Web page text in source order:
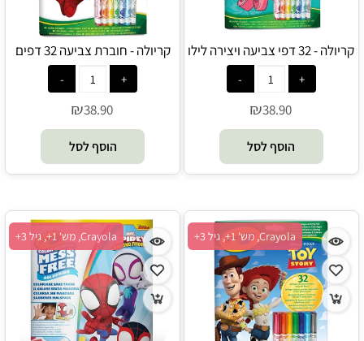
קריולה - 32 דפי צביעה ויצירה לילו
וסטיץ כולל 7 טושים רחיצים -
Crayola
₪38.90
הוסף לסל
קריולה - חוברת צביעה 32 דפים
וטושים רחיצים ספיידי וחבריו
המופלאים - Crayola
₪38.90
הוסף לסל
Crayola, מש' 1+, גיל 3+ Crayola, מש' 1+, גיל 3+